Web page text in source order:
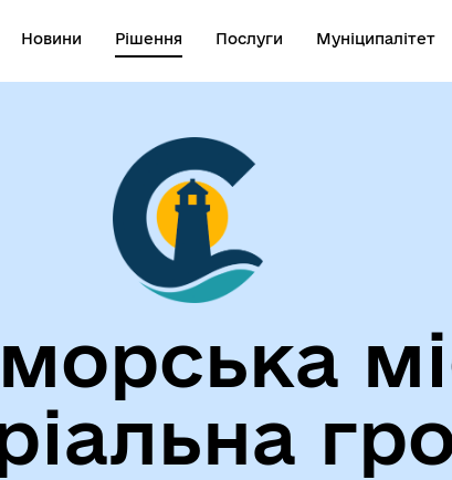
Новини Рішення Послуги Муніципалітет
Герої не вмирають!